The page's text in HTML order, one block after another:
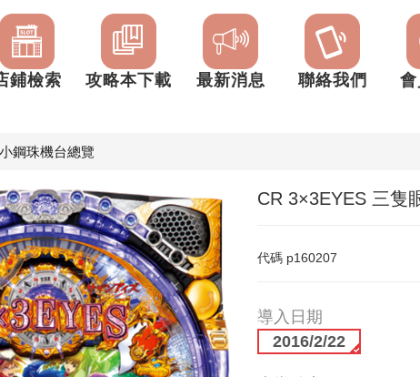
鋪檢索 攻略本下載 最新消息 聯絡我們
小鋼珠機台總覽
CR 3×3EYES 三
代碼 p160207
導入日期
2016/2/22